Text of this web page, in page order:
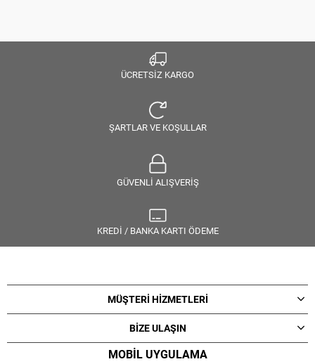
ÜCRETSİZ KARGO
ŞARTLAR VE KOŞULLAR
GÜVENLİ ALIŞVERİŞ
KREDİ / BANKA KARTI ÖDEME
MÜŞTERİ HİZMETLERİ
BİZE ULAŞIN
MOBİL UYGULAMA